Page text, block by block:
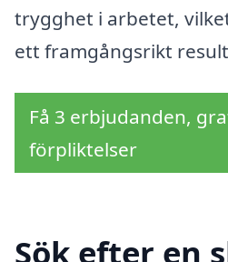
trygghet i arbetet,
ett framgångsrikt
Få 3 erbjudanden,
förpliktelser
Sök efter en